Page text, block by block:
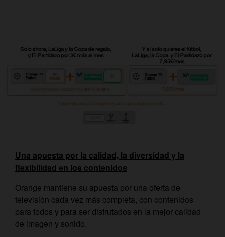
Una apuesta por la calidad, la diversidad y la
flexibilidad en los contenidos
Orange mantiene su apuesta por una oferta de
televisión cada vez más completa, con contenidos
para todos y para ser disfrutados en la mejor calidad
de imagen y sonido.